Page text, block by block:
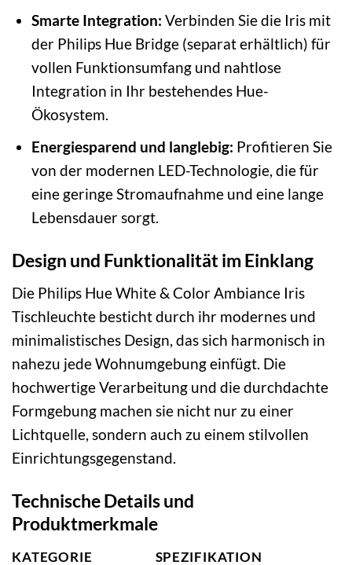
Smarte Integration: Verbinden Sie die Iris mit
der Philips Hue Bridge (separat erhältlich) für
vollen Funktionsumfang und nahtlose
Integration in Ihr bestehendes Hue-
Ökosystem.
Energiesparend und langlebig: Profitieren Sie
von der modernen LED-Technologie, die für
eine geringe Stromaufnahme und eine lange
Lebensdauer sorgt.
Design und Funktionalität im Einklang
Die Philips Hue White & Color Ambiance Iris
Tischleuchte besticht durch ihr modernes und
minimalistisches Design, das sich harmonisch in
nahezu jede Wohnumgebung einfügt. Die
hochwertige Verarbeitung und die durchdachte
Formgebung machen sie nicht nur zu einer
Lichtquelle, sondern auch zu einem stilvollen
Einrichtungsgegenstand.
Technische Details und
Produktmerkmale
KATEGORIE SPEZIFIKATION